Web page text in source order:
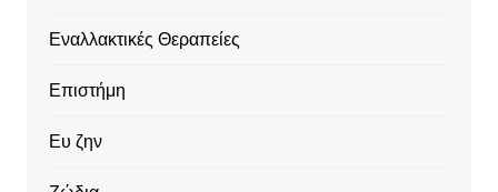
Εναλλακτικές Θεραπείες
Επιστήμη
Ευ ζην